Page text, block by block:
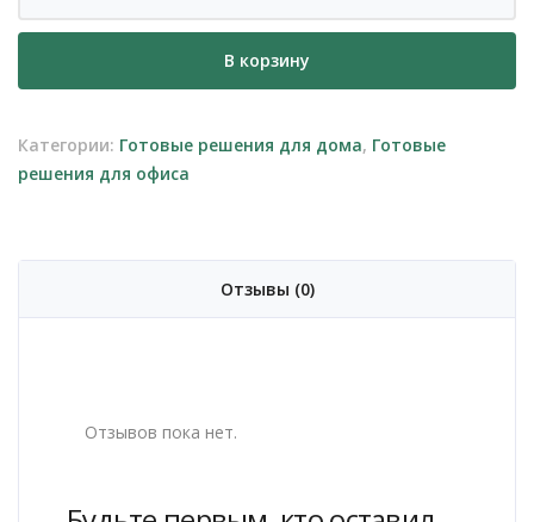
Аглаонема
Бэй
высоком
кашпо
В корзину
Категории: Готовые решения для дома, Готовые
решения для офиса
Отзывы (0)
Отзывов пока нет.